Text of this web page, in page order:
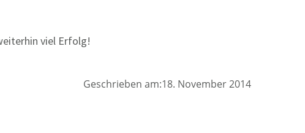
viel Erfolg!
Geschrieben am:18. November 2014